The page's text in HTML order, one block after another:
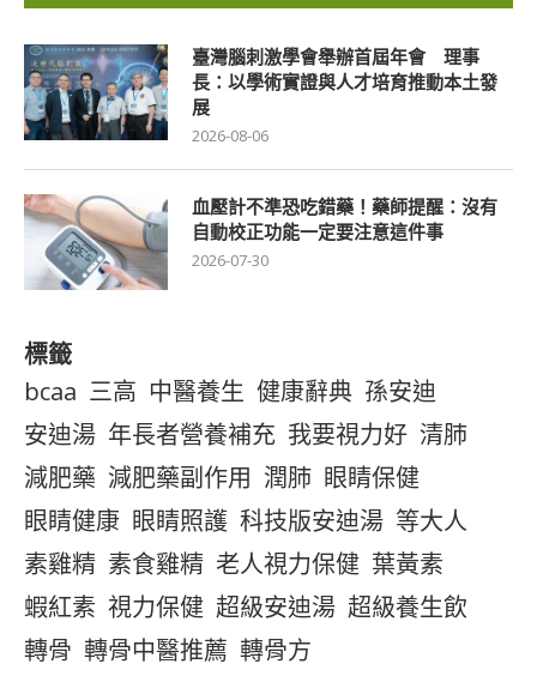
臺灣腦刺激學會舉辦首屆年會 理事
長：以學術實證與人才培育推動本土發
展
2026-08-06
血壓計不準恐吃錯藥！藥師提醒：沒有
自動校正功能一定要注意這件事
2026-07-30
標籤
bcaa 三高 中醫養生 健康辭典 孫安迪
安迪湯 年長者營養補充 我要視力好 清肺
減肥藥 減肥藥副作用 潤肺 眼睛保健
眼睛健康 眼睛照護 科技版安迪湯 等大人
素雞精 素食雞精 老人視力保健 葉黃素
蝦紅素 視力保健 超級安迪湯 超級養生飲
轉骨 轉骨中醫推薦 轉骨方